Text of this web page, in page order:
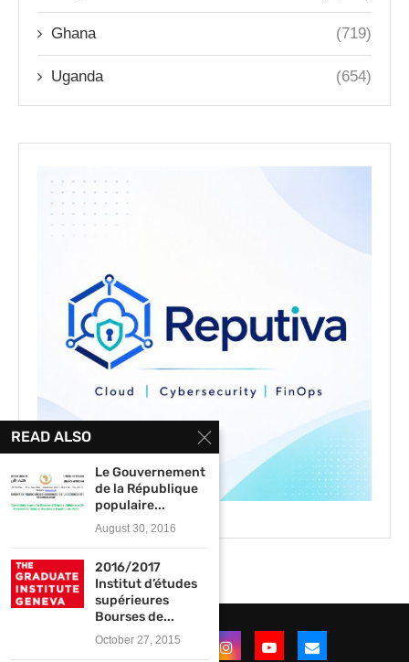
Ghana (719)
Uganda (654)
READ ALSO
Le Gouvernement
de la République
populaire...
August 30, 2016
2016/2017
Institut d’études
supérieures
Bourses de...
October 27, 2015